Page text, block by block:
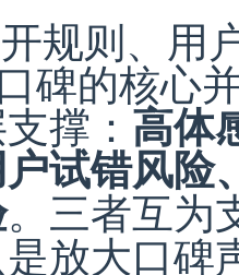
规则、用
碑的核心
撑：高体
试错风险
。三者互为
放大口碑